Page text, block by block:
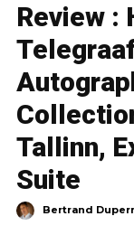
Review :
Tallinn,
Suite
Bertrand